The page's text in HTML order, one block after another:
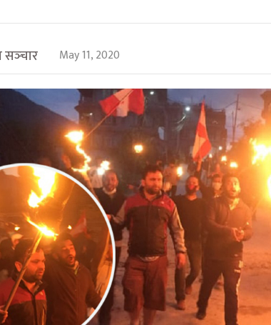
सञ्‍चार May 11, 2020